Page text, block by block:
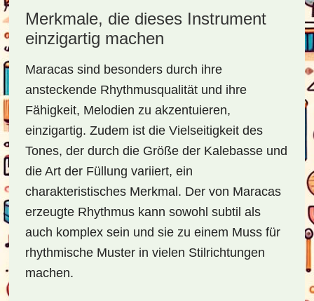
Merkmale, die dieses Instrument
einzigartig machen
Maracas sind besonders durch ihre
ansteckende Rhythmusqualität und ihre
Fähigkeit, Melodien zu akzentuieren,
einzigartig. Zudem ist die Vielseitigkeit des
Tones, der durch die Größe der Kalebasse und
die Art der Füllung variiert, ein
charakteristisches Merkmal. Der von Maracas
erzeugte Rhythmus kann sowohl subtil als
auch komplex sein und sie zu einem Muss für
rhythmische Muster in vielen Stilrichtungen
machen.